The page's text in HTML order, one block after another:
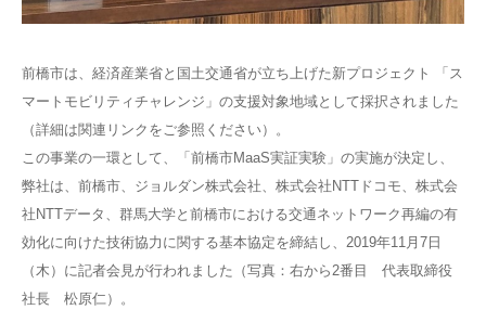
前橋市は、経済産業省と国土交通省が立ち上げた新プロジェクト 「ス
マートモビリティチャレンジ」の支援対象地域として採択されました
（詳細は関連リンクをご参照ください）。
この事業の一環として、「前橋市MaaS実証実験」の実施が決定し、
弊社は、前橋市、ジョルダン株式会社、株式会社NTTドコモ、株式会
社NTTデータ、群馬大学と前橋市における交通ネットワーク再編の有
効化に向けた技術協力に関する基本協定を締結し、2019年11月7日
（木）に記者会見が行われました（写真：右から2番目 代表取締役
社長 松原仁）。